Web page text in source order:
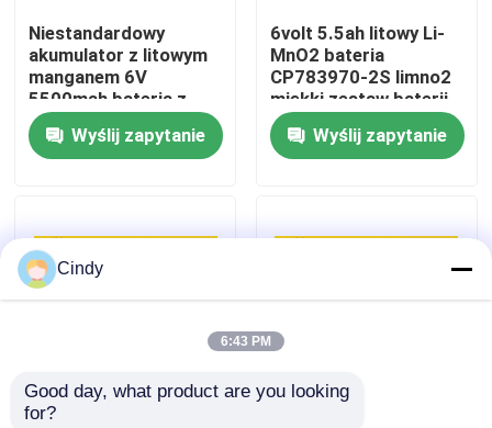
Kontrola jakości
Skontaktuj się z nami
Przypadki
Akumulator litowo-tionylo-chlorowy
Bateria litowo-manganowo-dwutlenkowa
Niestandardowy
akumulator z litowym
manganem 6V
5500mah bateria z
cienkimi ogniwami
baterii CP783970-2S
Wyślij zapytanie
6volt 5.5ah litowy Li-
MnO2 bateria
CP783970-2S limno2
miękki zestaw baterii
OEM fabryki
Wyślij zapytanie
Akumulator Li-MnO2
Cindy
6:43 PM
Good day, what product are you looking
for?